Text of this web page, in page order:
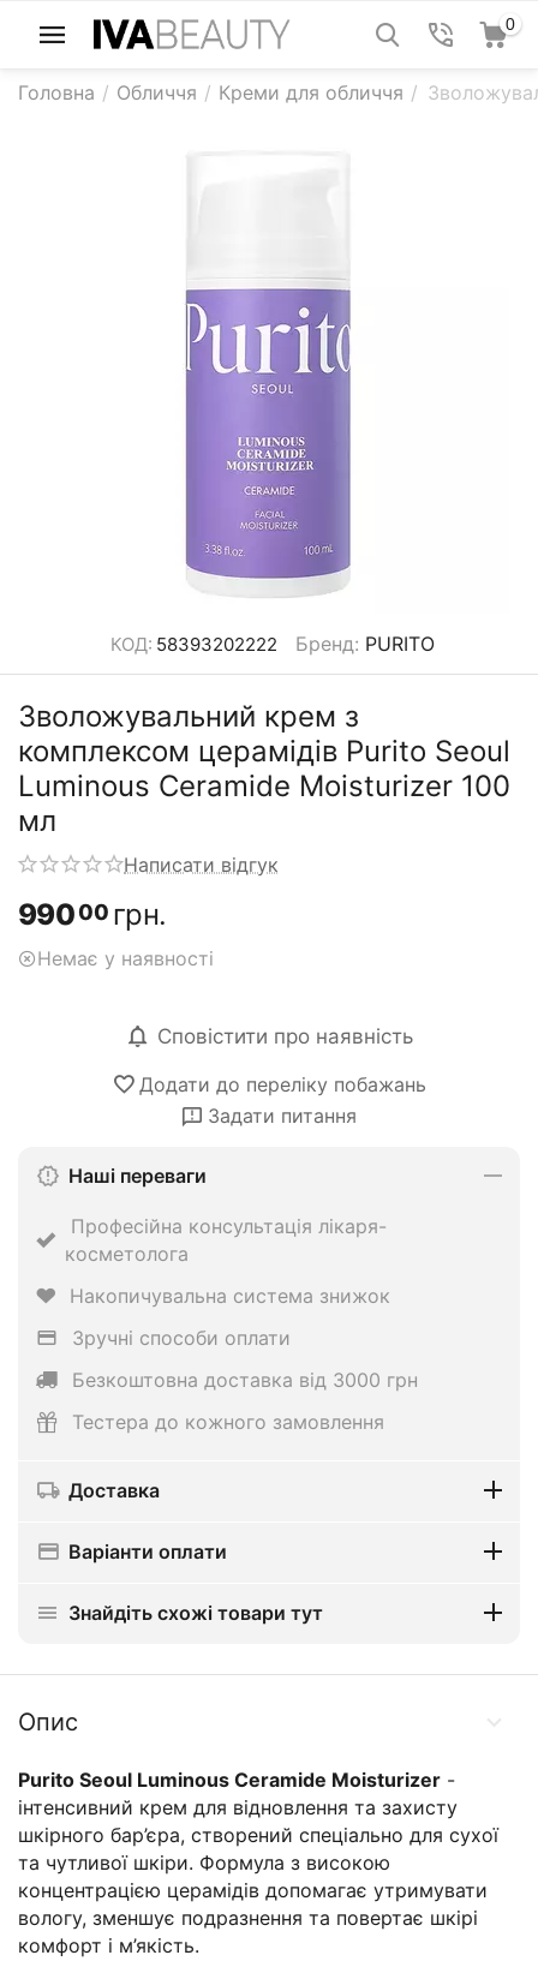
0
Головна / Обличчя / Креми для обличчя /
КОД: 58393202222 Бренд: PURITO
Зволожувальний крем з
комплексом церамідів Purito Seoul
Luminous Ceramide Moisturizer 100
мл
Написати відгук
99000 грн.
Немає у наявності
Сповістити про наявність
Додати до переліку побажань
Задати питання
Наші переваги
Професійна консультація лікаря-
косметолога
Накопичувальна система знижок
Зручні способи оплати
Безкоштовна доставка від 3000 грн
Тестера до кожного замовлення
Доставка
Варіанти оплати
Знайдіть схожі товари тут
Опис
Purito Seoul Luminous Ceramide Moisturizer -
інтенсивний крем для відновлення та захисту
шкірного бар’єра, створений спеціально для сухої
та чутливої шкіри. Формула з високою
концентрацією церамідів допомагає утримувати
вологу, зменшує подразнення та повертає шкірі
комфорт і м’якість.